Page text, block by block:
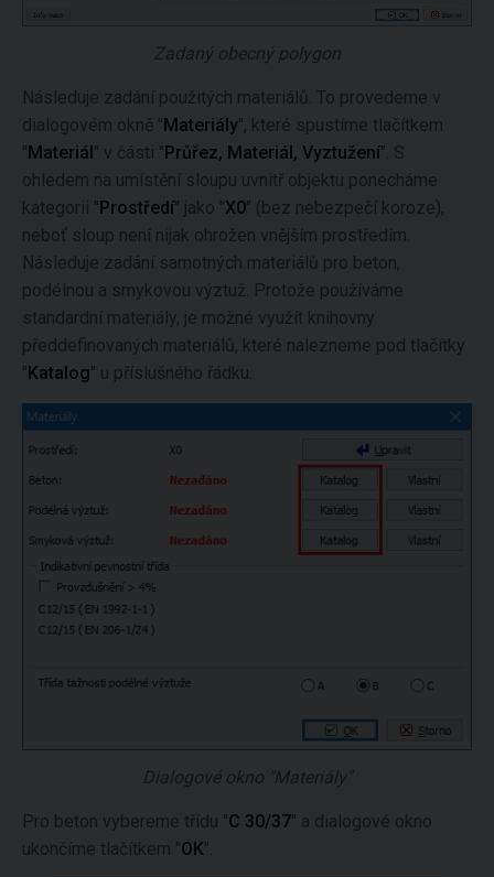
Zadaný obecný polygon
Následuje zadání použitých materiálů. To provedeme v
dialogovém okně "Materiály", které spustíme tlačítkem
"Materiál" v části "Průřez, Materiál, Vyztužení". S
ohledem na umístění sloupu uvnitř objektu ponecháme
kategorii "Prostředí" jako "X0" (bez nebezpečí koroze),
neboť sloup není nijak ohrožen vnějším prostředím.
Následuje zadání samotných materiálů pro beton,
podélnou a smykovou výztuž. Protože používáme
standardní materiály, je možné využít knihovny
předdefinovaných materiálů, které nalezneme pod tlačítky
"Katalog" u příslušného řádku.
Dialogové okno "Materiály"
Pro beton vybereme třídu "C 30/37" a dialogové okno
ukončíme tlačítkem "OK".